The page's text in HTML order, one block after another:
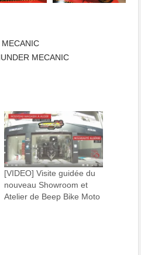
MECANIC
[VIDEO] Visite guidée du
nouveau Showroom et
Atelier de Beep Bike Moto